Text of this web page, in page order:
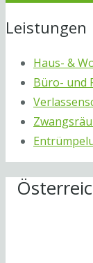
Leistungen
Haus- &
Büro- und